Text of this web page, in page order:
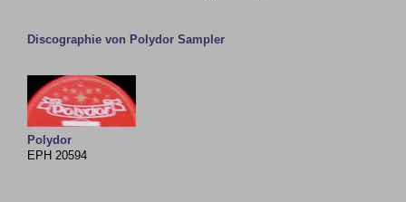
Discographie von Polydor Sampler
Polydor
EPH 20594